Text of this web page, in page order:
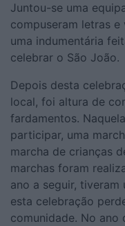
Juntou-se uma
compuseram letras e
uma indumentária
celebrar o São João.
Depois desta
local, foi altura de
fardamentos.
participar, uma
marcha de crianças
marchas foram
ano a seguir,
esta celebração
comunidade. No ano